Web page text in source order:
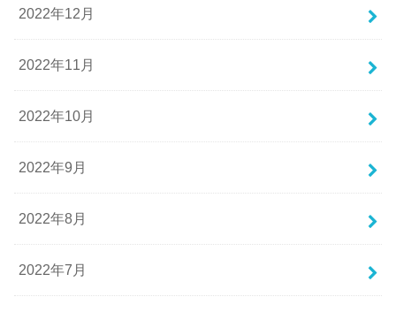
2022年12月
2022年11月
2022年10月
2022年9月
2022年8月
2022年7月